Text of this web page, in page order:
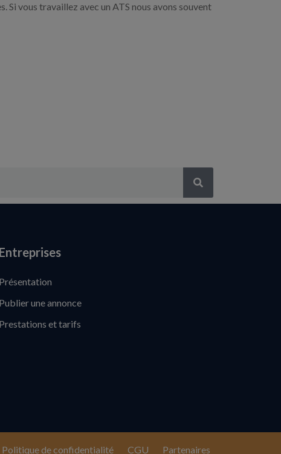
vous travaillez avec un ATS nous avons souvent
Entreprises
Présentation
Publier une annonce
Prestations et tarifs
Politique de confidentialité CGU Partenaires